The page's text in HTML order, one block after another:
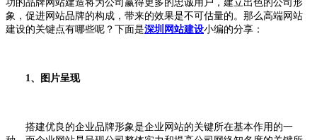
功的品牌网站建造将为公司赢得更多的忠诚用户，建立出色的公司形
象，促进网站品牌的构成，带来的效果是不可估量的。那么高端网站
建设的关键点有哪些呢？下面是深圳网站建设小编的分享：
1、图片呈现
搭建优良的企业品牌形象是企业网站的关键所在基本作用的一